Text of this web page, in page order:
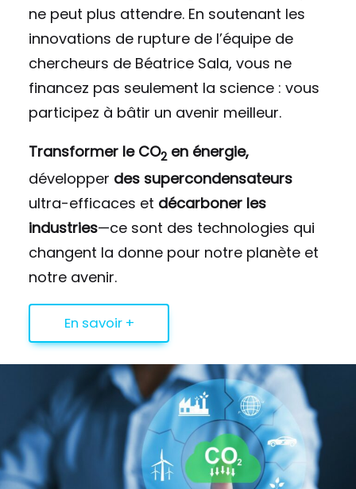
ne peut plus attendre. En soutenant les
innovations de rupture de l’équipe de
chercheurs de Béatrice Sala, vous ne
financez pas seulement la science : vous
participez à bâtir un avenir meilleur.
Transformer le CO2 en énergie,
développer des supercondensateurs
ultra-efficaces et décarboner les
industries—ce sont des technologies qui
changent la donne pour notre planète et
notre avenir.
En savoir +